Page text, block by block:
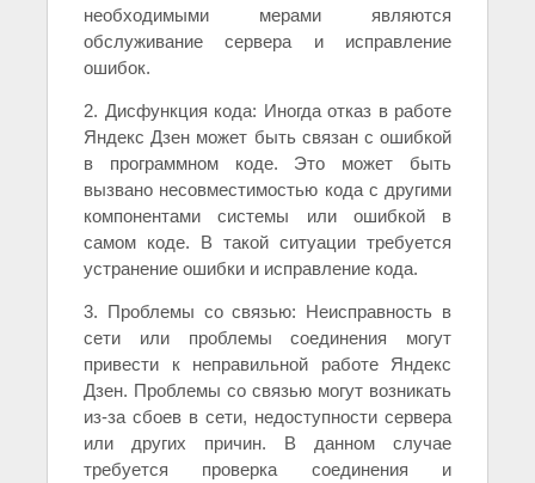
необходимыми мерами являются
обслуживание сервера и исправление
ошибок.
2. Дисфункция кода: Иногда отказ в работе
Яндекс Дзен может быть связан с ошибкой
в программном коде. Это может быть
вызвано несовместимостью кода с другими
компонентами системы или ошибкой в
самом коде. В такой ситуации требуется
устранение ошибки и исправление кода.
3. Проблемы со связью: Неисправность в
сети или проблемы соединения могут
привести к неправильной работе Яндекс
Дзен. Проблемы со связью могут возникать
из-за сбоев в сети, недоступности сервера
или других причин. В данном случае
требуется проверка соединения и